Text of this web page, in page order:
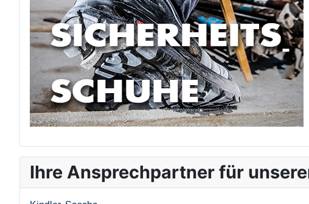
Ihre Ansprechpartner für